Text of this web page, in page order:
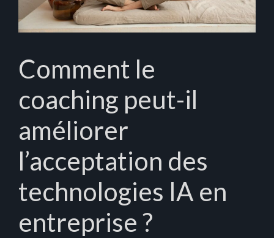
Comment le
coaching peut-il
améliorer
l’acceptation des
technologies IA en
entreprise ?